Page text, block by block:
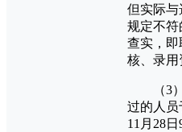
但实际与
规定不符
查实，即
核、录用
（3）
过的人员
11月28日